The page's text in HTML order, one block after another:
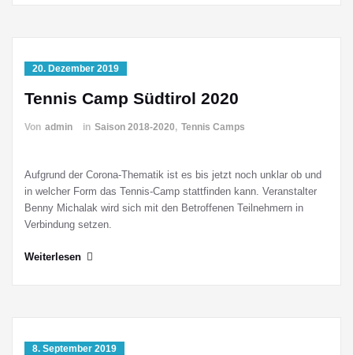
20. Dezember 2019
Tennis Camp Südtirol 2020
Von admin in Saison 2018-2020, Tennis Camps
Aufgrund der Corona-Thematik ist es bis jetzt noch unklar ob und
in welcher Form das Tennis-Camp stattfinden kann. Veranstalter
Benny Michalak wird sich mit den Betroffenen Teilnehmern in
Verbindung setzen.
Weiterlesen
8. September 2019